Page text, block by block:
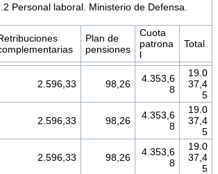
Personal laboral. Ministerio de Defensa.
Plan de
pensiones
Cuota
patrona
l
Total
2.596,33 98,26
4.353,6
8
19.0
37,4
5
2.596,33 98,26
4.353,6
8
19.0
37,4
5
2.596,33 98,26
4.353,6
8
19.0
37,4
5